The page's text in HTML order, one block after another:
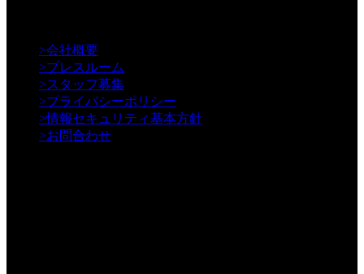
>会社概要
>プレスルーム
>スタッフ募集
>プライバシーポリシー
>情報セキュリティ基本方針
>お問合わせ